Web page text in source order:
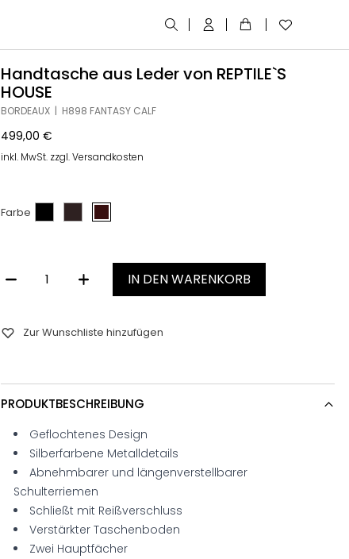
Handtasche aus Leder von REPTILE`S
HOUSE
BORDEAUX | H898 FANTASY CALF
499,00€
inkl. MwSt. zzgl. Versandkosten
Farbe
HANDTASCHE AUS LEDER VON REPTILE`S HOUSE MENGE
IN DEN WARENKORB
Zur Wunschliste hinzufügen
PRODUKTBESCHREIBUNG
Geflochtenes Design
Silberfarbene Metalldetails
Abnehmbarer und längenverstellbarer
Schulterriemen
Schließt mit Reißverschluss
Verstärkter Taschenboden
Zwei Hauptfächer